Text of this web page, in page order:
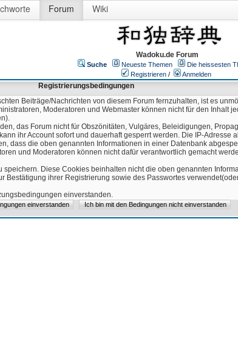
Forum Wiki
Wadoku.de Forum
Suche Neueste Themen
Die heissesten
Registrieren / Anmelden
Registrierungsbedingungen
Beiträge/Nachrichten von diesem Forum fernzuhalten, ist es
Moderatoren und Webmaster können nicht für den Inhalt
das Forum nicht für Obszönitäten, Vulgäres, Beleidigungen,
ihr Account sofort und dauerhaft gesperrt werden. Die IP-
dass die oben genannten Informationen in einer Datenbank
und Moderatoren können nicht dafür verantwortlich gemacht
Diese Cookies beinhalten nicht die oben genannten
Bestätigung ihrer Registrierung sowie des Passwortes
einverstanden.